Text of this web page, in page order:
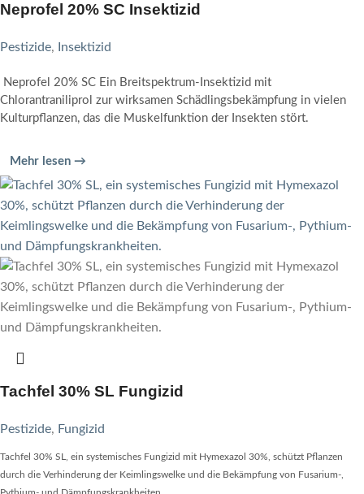
Neprofel 20% SC Insektizid
Pestizide, Insektizid
Neprofel 20% SC Ein Breitspektrum-Insektizid mit
Chlorantraniliprol zur wirksamen Schädlingsbekämpfung in vielen
Kulturpflanzen, das die Muskelfunktion der Insekten stört.
Mehr lesen →
Tachfel 30% SL Fungizid
Pestizide, Fungizid
Tachfel 30% SL, ein systemisches Fungizid mit Hymexazol 30%, schützt Pflanzen
durch die Verhinderung der Keimlingswelke und die Bekämpfung von Fusarium-,